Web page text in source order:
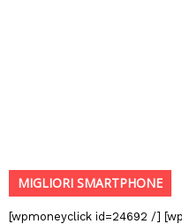
MIGLIORI SMARTPHONE
[wpmoneyclick id=24692 /]